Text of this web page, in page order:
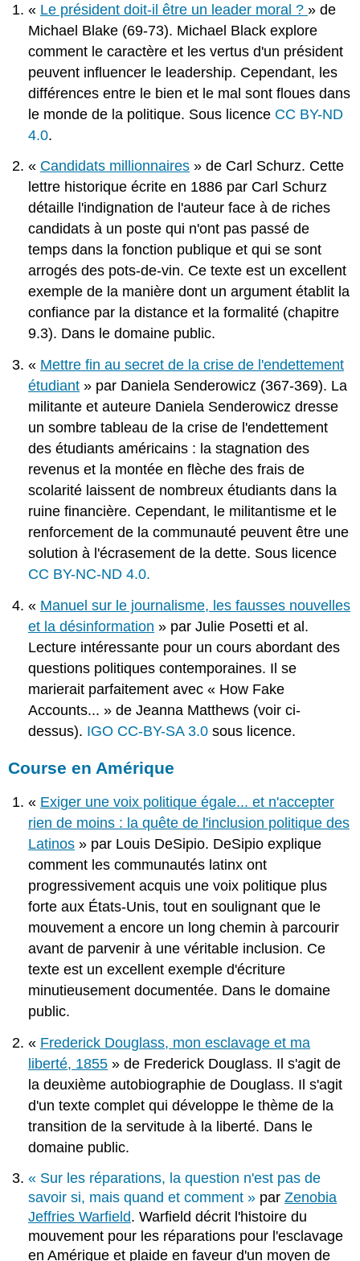
« Le président doit-il être un leader moral ?» de
Michael Blake (69-73). Michael Black explore
comment le caractère et les vertus d'un président
peuvent influencer le leadership. Cependant, les
différences entre le bien et le mal sont floues dans
le monde de la politique. Sous licence CC BY-ND
4.0.
« Candidats millionnaires » de Carl Schurz. Cette
lettre historique écrite en 1886 par Carl Schurz
détaille l'indignation de l'auteur face à de riches
candidats à un poste qui n'ont pas passé de
temps dans la fonction publique et qui se sont
arrogés des pots-de-vin. Ce texte est un excellent
exemple de la manière dont un argument établit la
confiance par la distance et la formalité (chapitre
9.3). Dans le domaine public.
« Mettre fin au secret de la crise de l'endettement
étudiant » par Daniela Senderowicz (367-369). La
militante et auteure Daniela Senderowicz dresse
un sombre tableau de la crise de l'endettement
des étudiants américains : la stagnation des
revenus et la montée en flèche des frais de
scolarité laissent de nombreux étudiants dans la
ruine financière. Cependant, le militantisme et le
renforcement de la communauté peuvent être une
solution à l'écrasement de la dette. Sous licence
CC BY-NC-ND 4.0.
« Manuel sur le journalisme, les fausses nouvelles
et la désinformation » par Julie Posetti et al.
Lecture intéressante pour un cours abordant des
questions politiques contemporaines. Il se
marierait parfaitement avec « How Fake
Accounts... » de Jeanna Matthews (voir ci-
dessus). IGO CC-BY-SA 3.0 sous licence.
Course en Amérique
« Exiger une voix politique égale... et n'accepter
rien de moins : la quête de l'inclusion politique des
Latinos » par Louis DeSipio. DeSipio explique
comment les communautés latinx ont
progressivement acquis une voix politique plus
forte aux États-Unis, tout en soulignant que le
mouvement a encore un long chemin à parcourir
avant de parvenir à une véritable inclusion. Ce
texte est un excellent exemple d'écriture
minutieusement documentée. Dans le domaine
public.
« Frederick Douglass, mon esclavage et ma
liberté, 1855 » de Frederick Douglass. Il s'agit de
la deuxième autobiographie de Douglass. Il s'agit
d'un texte complet qui développe le thème de la
transition de la servitude à la liberté. Dans le
domaine public.
« Sur les réparations, la question n'est pas de
savoir si, mais quand et comment » parZenobia
Jeffries Warfield. Warfield décrit l'histoire du
mouvement pour les réparations pour l'esclavage
en Amérique et plaide en faveur d'un moyen de